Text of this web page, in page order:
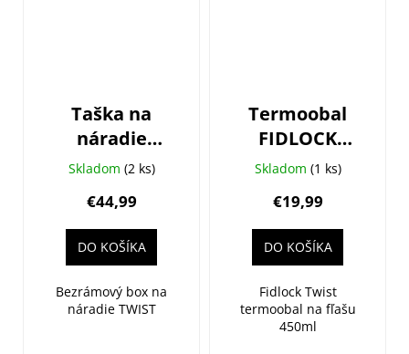
Taška na
náradie
FIDLOCK
+ základňa na
rám
Skladom (2 ks)
€44,99
DO KOŠÍKA
Bezrámový box na
náradie TWIST
Termoobal
FIDLOCK
Twist 450ml
Skladom (1 ks)
€19,99
DO KOŠÍKA
Fidlock Twist
termoobal na fľašu
450ml